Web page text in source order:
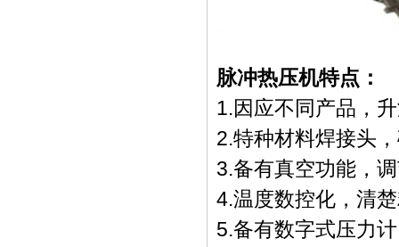
脉冲热压机特点：
1.因应不同产品，
2.特种材料焊接头
3.备有真空功能，
4.温度数控化，清
5.备有数字式压力